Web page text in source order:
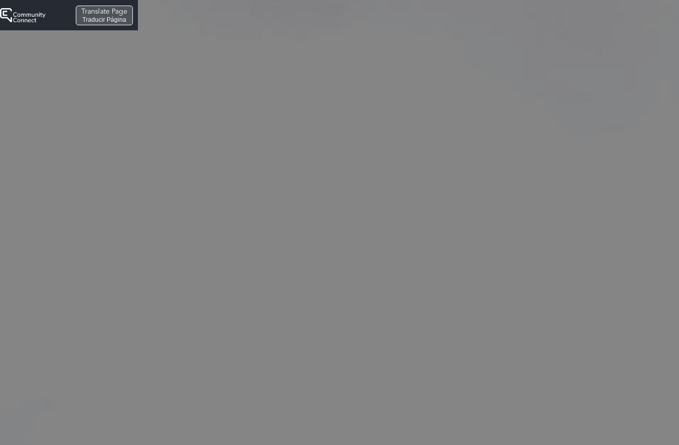
Translate Page
Traducir Página